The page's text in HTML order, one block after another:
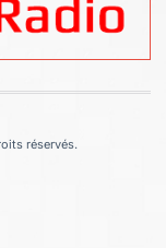
réservés.